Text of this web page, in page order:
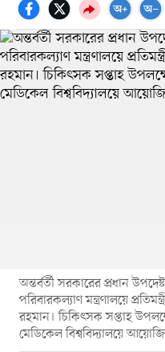
অন্তর্বর্তী সরকারের প্রধান
পরিবারকল্যাণ মন্ত্রণালয়ে
রহমান। চিকিৎসক সপ্তাহ
মেডিকেল বিশ্ববিদ্যালয়ে